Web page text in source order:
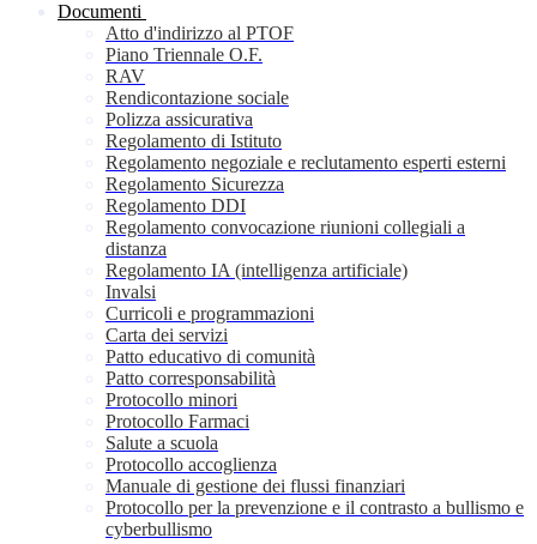
Documenti
Atto d'indirizzo al PTOF
Piano Triennale O.F.
RAV
Rendicontazione sociale
Polizza assicurativa
Regolamento di Istituto
Regolamento negoziale e reclutamento esperti esterni
Regolamento Sicurezza
Regolamento DDI
Regolamento convocazione riunioni collegiali a
distanza
Regolamento IA (intelligenza artificiale)
Invalsi
Curricoli e programmazioni
Carta dei servizi
Patto educativo di comunità
Patto corresponsabilità
Protocollo minori
Protocollo Farmaci
Salute a scuola
Protocollo accoglienza
Manuale di gestione dei flussi finanziari
Protocollo per la prevenzione e il contrasto a bullismo e
cyberbullismo